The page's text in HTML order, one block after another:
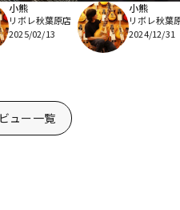
小熊
リボレ秋葉原店
2025/02/13
小熊
リボレ秋葉
2024/12/31
ュー一覧